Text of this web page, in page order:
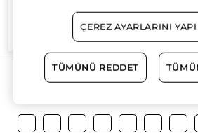
%100
aktifler
tarım
Daha Fazlasını
ÇEREZ AYARLARINI
TÜMÜNÜ REDDET